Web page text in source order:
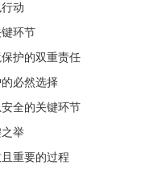
动
环节
护的双重责任
必然选择
全的关键环节
举
重要的过程